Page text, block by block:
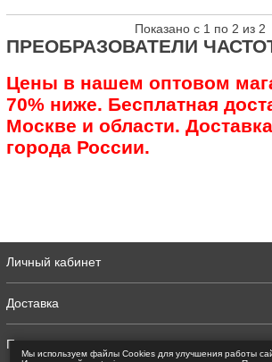
Показано с 1 по 2 из 2
ПРЕОБРАЗОВАТЕЛИ
Цены в нашем оптовом
70% ниже. Бесплатная
Москве и области.
города России.
Личный кабинет
Доставка
Полная версия
Мы используем файлы Сookies для улучшения работы